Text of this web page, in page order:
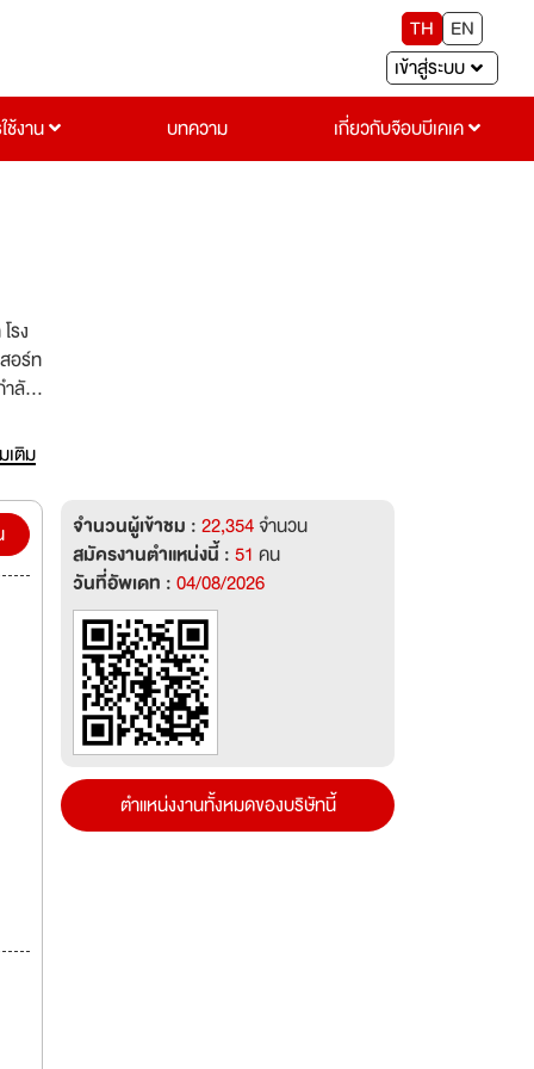
TH
EN
เข้าสู่ระบบ
ช้งาน บทความ เกี่ยวกับจ๊อบบีเคเค
รง
อร์ท
ลัง
เติม
จำนวนผู้เข้าชม :22,354จำนวน
สมัครงานตำแหน่งนี้ :51 คน
วันที่อัพเดท :04/08/2026
ตำแหน่งงานทั้งหมดของบริษัทนี้